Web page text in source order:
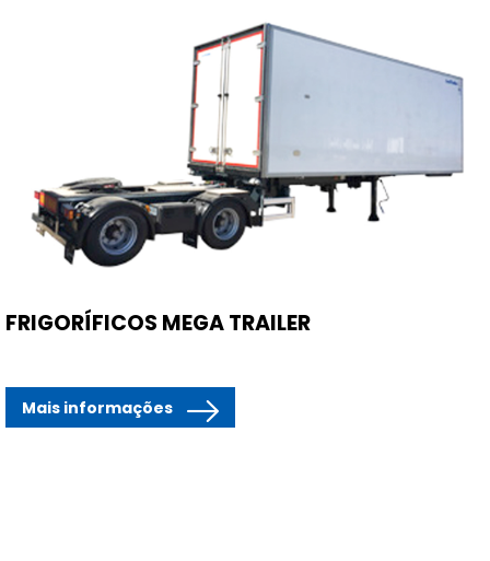
FRIGORÍFICOS MEGA TRAILER
Mais informações